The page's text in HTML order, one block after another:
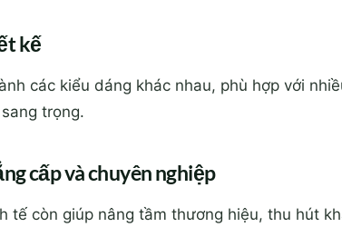
kế
các kiểu dáng khác nhau, phù hợp với
trọng.
cấp và chuyên nghiệp
tế còn giúp nâng tầm thương hiệu, thu hút